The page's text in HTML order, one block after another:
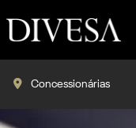
Concessionárias